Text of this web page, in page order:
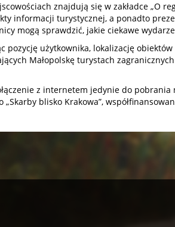
znajdują się w zakładce „O
informacji turystycznej, a ponadto
mogą sprawdzić, jakie ciekawe
pozycję użytkownika, lokalizację
Małopolskę turystach
z internetem jedynie do
blisko Krakowa”,